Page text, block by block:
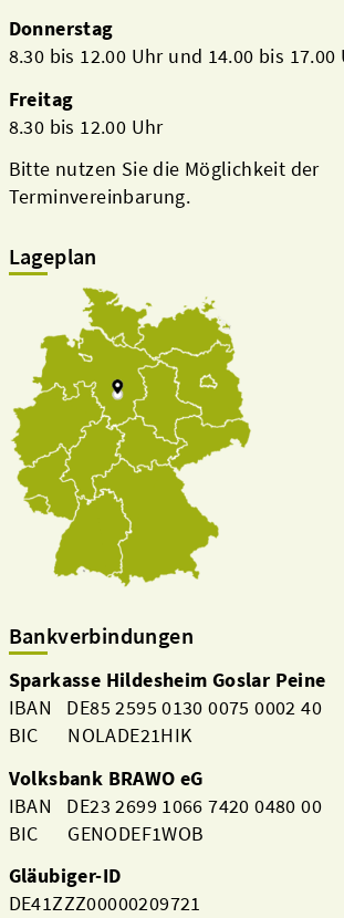
Donnerstag
8.30 bis 12.00 Uhr und 14.00 bis 17.00
Freitag
8.30 bis 12.00 Uhr
Bitte nutzen Sie die Möglichkeit der
Terminvereinbarung.
Lageplan
Bankverbindungen
Sparkasse Hildesheim Goslar Peine
IBAN DE85 2595 0130 0075 0002 40
BIC NOLADE21HIK
Volksbank BRAWO eG
IBAN DE23 2699 1066 7420 0480 00
BIC GENODEF1WOB
Gläubiger-ID
DE41ZZZ00000209721